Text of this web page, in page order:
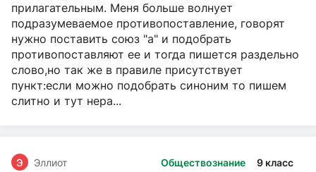
прилагательным. Меня больше волнует
подразумеваемое противопоставление, говорят
нужно поставить союз "а" и подобрать
противопоставляют ее и тогда пишется раздельно
слово,но так же в правиле присутствует
пункт:если можно подобрать синоним то пишем
слитно и тут нера...
Обществознание 9 класс
Э Эллиот